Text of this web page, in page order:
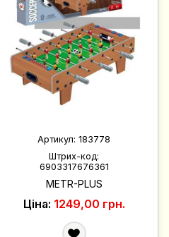
Артикул:183778
Штрих-код:
6903317676361
METR-PLUS
Ціна: 1249,00 грн.